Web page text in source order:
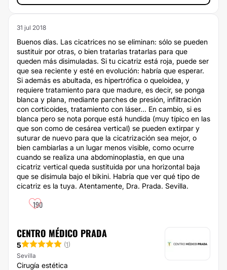
31 jul 2018
Buenos días. Las cicatrices no se eliminan: sólo se pueden
sustituir por otras, o bien tratarlas tratarlas para que
queden más disimuladas. Si tu cicatriz está roja, puede ser
que sea reciente y esté en evolución: habría que esperar.
Si además es abultada, es hipertrófica o queloidea, y
requiere tratamiento para que madure, es decir, se ponga
blanca y plana, mediante parches de presión, infiltración
con corticoides, tratamiento con láser... En cambio, si es
blanca pero se nota porque está hundida (muy típico en las
que son como de cesárea vertical) se pueden extirpar y
suturar de nuevo para que la cicatrización sea mejor, o
bien cambiarlas a un lugar menos visible, como ocurre
cuando se realiza una abdominoplastia, en que una
cicatriz vertical queda sustituida por una horizontal baja
que se disimula bajo el bikini. Habría que ver qué tipo de
cicatriz es la tuya. Atentamente, Dra. Prada. Sevilla.
190
CENTRO MÉDICO PRADA
5 (1)
Sevilla
Cirugía estética